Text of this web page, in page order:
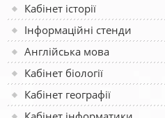
Кабінет історії
Інформаційні стенди
Англійська мова
Кабінет біології
Кабінет географії